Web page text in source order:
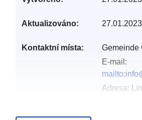
Aktualizováno: 27.01.2023
Kontaktní místa:
Gemeinde
E-mail:
Adresa: